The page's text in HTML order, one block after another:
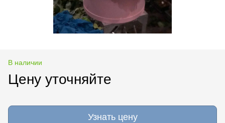
В наличии
Цену уточняйте
Узнать цену